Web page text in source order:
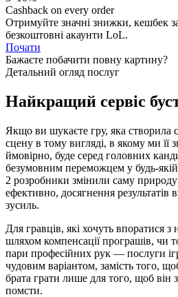
Cashback on every order
Отримуйте значні знижки, кешбек
безкоштовні акаунти LoL.
Почати
Бажаєте побачити повну картину?
Детальний огляд послуг
Найкращий сервіс
Якщо ви шукаєте гру, яка створила
сцену в тому вигляді, в якому ми її
ймовірно, буде серед головних
безумовним переможцем у будь-
2 розробники змінили саму природу
ефективно, досягнення результатів
зусиль.
Для гравців, які хочуть впоратися
шляхом компенсації програшів, чи
пари професійних рук — послуги
чудовим варіантом, замість того,
брата грати лише для того, щоб він
помсти.